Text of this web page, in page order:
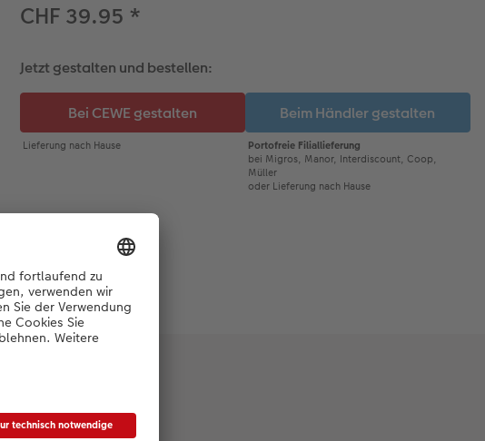
CHF 39.95 *
Jetzt gestalten und bestellen: